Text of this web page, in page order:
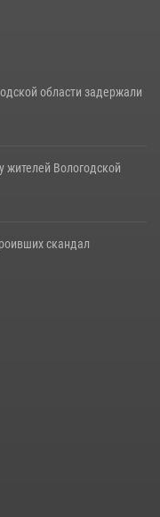
области задержали
жителей Вологодской
скандал